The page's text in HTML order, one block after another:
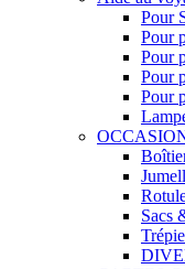
Pour
Pour
Pour
Pour
Pour
Sacs